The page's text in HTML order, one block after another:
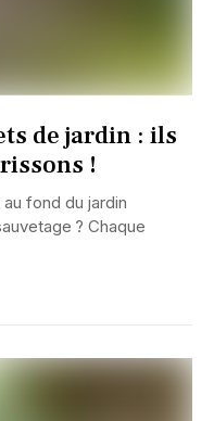
de jardin : ils
!
fond du jardin
? Chaque